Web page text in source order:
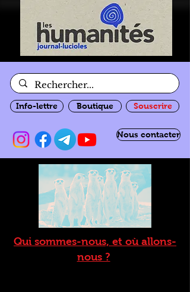
Info-lettre Boutique Souscrire
Nous contacter
Qui sommes-nous, et où allons-
nous ?